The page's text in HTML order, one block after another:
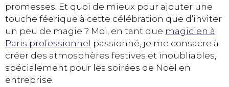
promesses. Et quoi de mieux pour ajouter une
touche féerique à cette célébration que d’inviter
un peu de magie ? Moi, en tant que magicien à
Paris professionnel passionné, je me consacre à
créer des atmosphères festives et inoubliables,
spécialement pour les soirées de Noël en
entreprise.